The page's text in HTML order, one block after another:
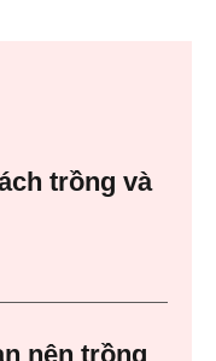
trồng và
nên trồng